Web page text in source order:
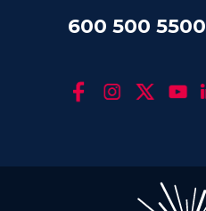
600 500 5500